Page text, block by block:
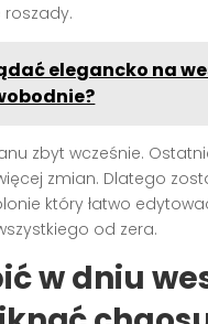
roszady.
elegancko na
zbyt wcześnie.
zmian. Dlatego
który łatwo
od zera.
w dniu